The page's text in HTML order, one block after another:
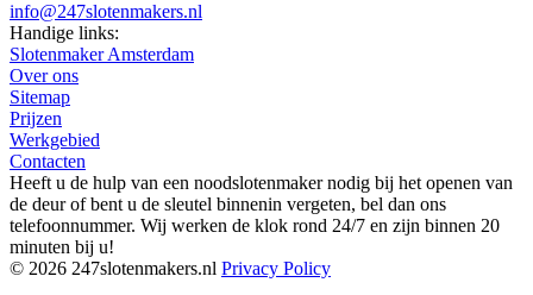
info@247slotenmakers.nl
Handige links:
Slotenmaker Amsterdam
Over ons
Sitemap
Prijzen
Werkgebied
Contacten
Heeft u de hulp van een noodslotenmaker nodig bij het openen van
de deur of bent u de sleutel binnenin vergeten, bel dan ons
telefoonnummer. Wij werken de klok rond 24/7 en zijn binnen 20
minuten bij u!
© 2026 247slotenmakers.nl Privacy Policy